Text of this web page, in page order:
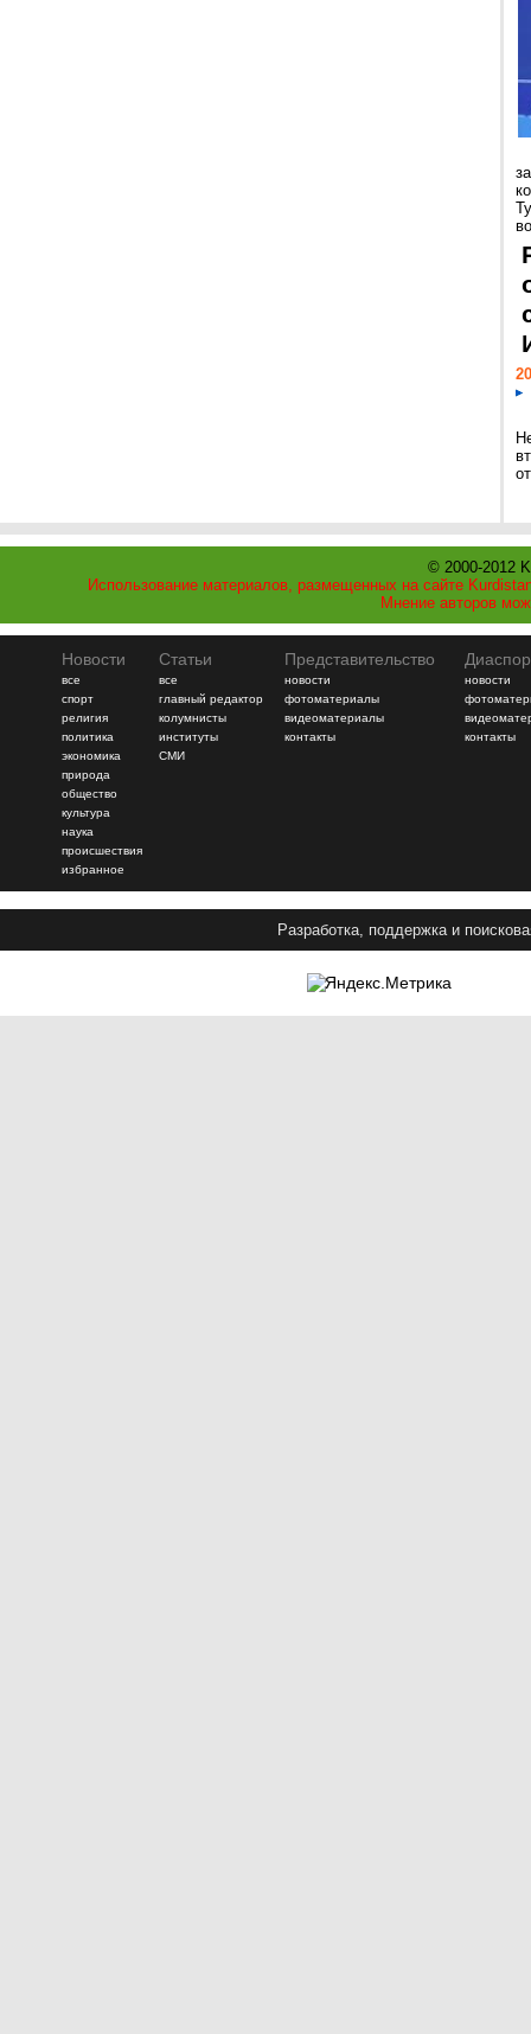
© 2000-2012
Использование материалов, размещенных на сайте
Мнение авторов
Новости
все
спорт
религия
политика
экономика
природа
общество
культура
наука
происшествия
избранное
Статьи
все
главный редактор
колумнисты
институты
СМИ
Представительство
новости
фотоматериалы
видеоматериалы
контакты
новости
контакты
Разработка, поддержка и